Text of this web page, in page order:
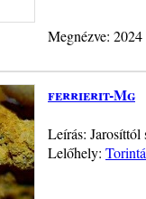
Megnézve:
ferrierit-Mg
Leírás:
Lelőhely: